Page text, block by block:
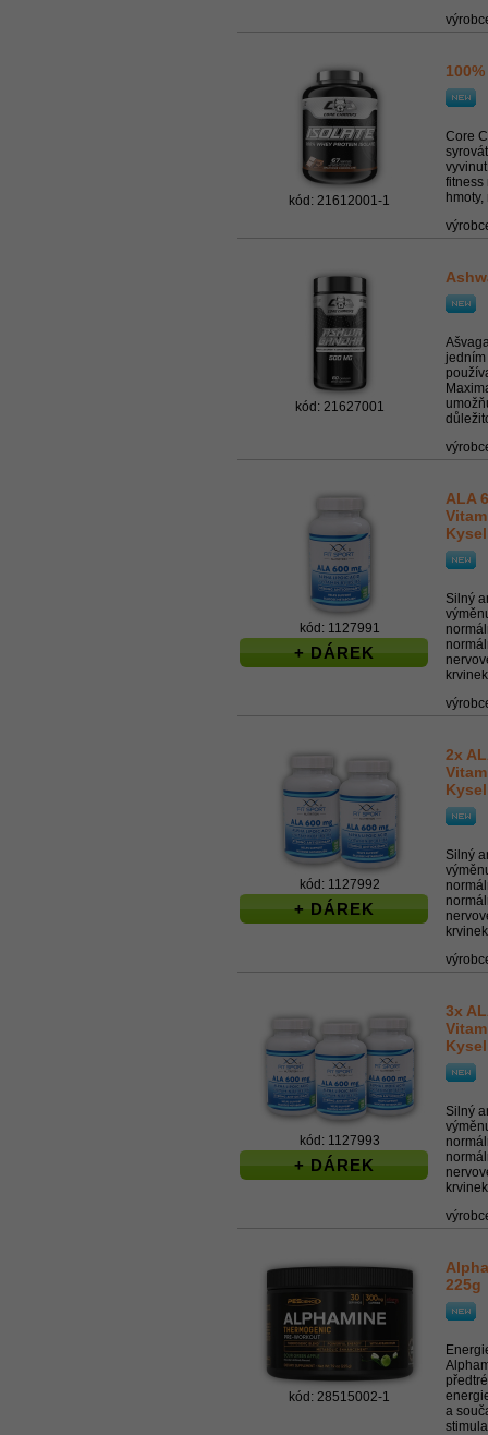
kód: 21612001-1
Core
fitness
kód: 21627001
kód: 1127991
+ DÁREK
ALA
Silný
kód: 1127992
+ DÁREK
2x
Silný
kód: 1127993
+ DÁREK
3x
Silný
kód: 28515002-1
225g
a